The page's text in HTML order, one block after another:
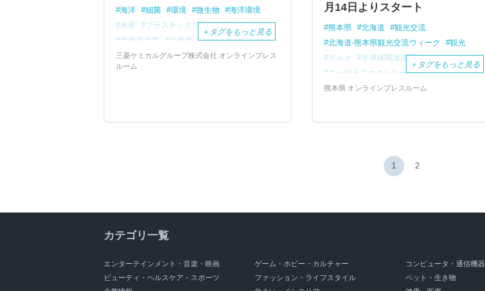
海洋
細菌 環境 微生物
海洋環境
水産
プラスチック汚染
プラゴミ
北海道大学
北海道 海洋汚染
共同研究
研究
＋ タグをもっと見る
三菱ケミカルグループ株式会社 オンラインプレス
ルーム
月14日よりスタート
熊本県 北海道
観光交流
北海道-熊本県観光交流ウィーク
観光
グルメ
半導体関連国家プロジェクト
さっぽろファクトリー
PRイベント
キュンちゃん
くまモン
物産展
＋ タグをもっと見る
熊本県 オンラインプレスルーム
1 2
カテゴリ一覧
エンターテインメント・音楽・映画 ゲーム・ホビー・カルチャー コンピュータ・通信機器
ビューティ・ヘルスケア・スポーツ
ファッション・ライフスタイル ペット・生き物